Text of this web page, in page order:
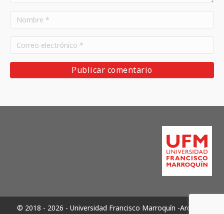
© 2018 - 2026 - Universidad Francisco Marroquín -Archivos